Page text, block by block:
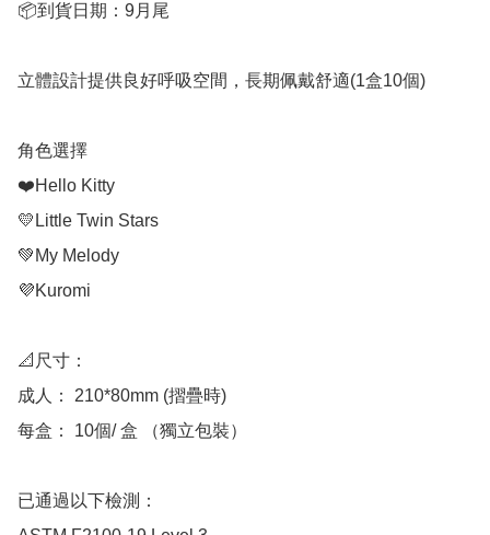
📦到貨日期：9月尾
立體設計提供良好呼吸空間，長期佩戴舒適(1盒10個)
角色選擇
❤️Hello Kitty
💛Little Twin Stars
💚My Melody
💜Kuromi
📐尺寸：
成人： 210*80mm (摺疊時)
每盒： 10個/ 盒 （獨立包裝）
已通過以下檢測：